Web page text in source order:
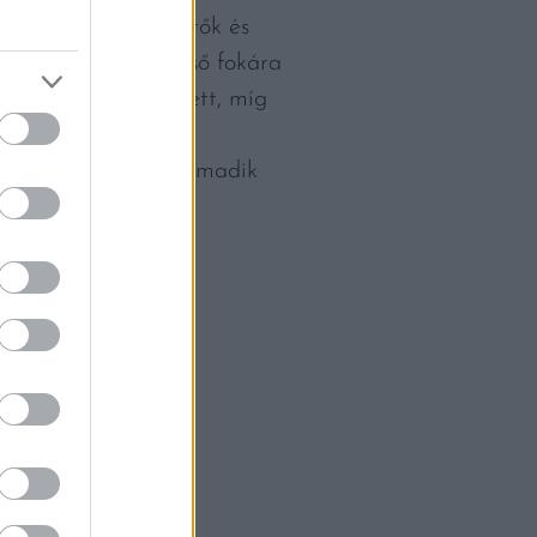
melyen szakértők és
a dobogó legfelső fokára
Gin végzett, míg
helyezett lett a
végzett, míg a harmadik